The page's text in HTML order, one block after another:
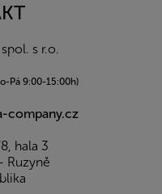
s r.o.
Pá 9:00-15:00h)
company.cz
hala 3
Ruzyně